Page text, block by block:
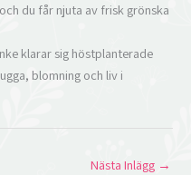
du får njuta av frisk grönska
klarar sig höstplanterade
blomning och liv i
Nästa Inlägg →